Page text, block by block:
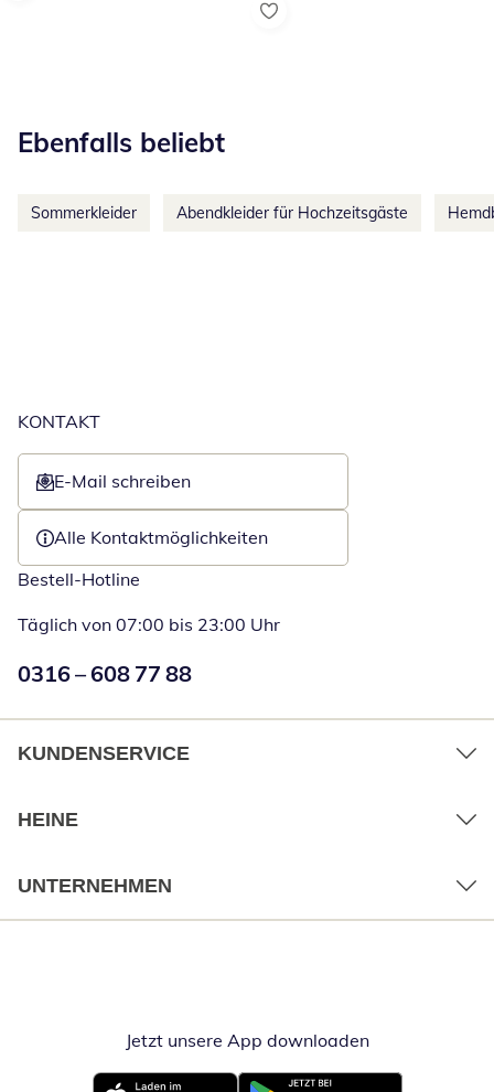
Ebenfalls beliebt
Sommerkleider Abendkleider für Hochzeitsgäste
KONTAKT
E-Mail schreiben
Öffnet E-Mail-Client
Alle Kontaktmöglichkeiten
Bestell-Hotline
Täglich von 07:00 bis 23:00 Uhr
Numéro de téléphone:
0316 – 608 77 88
KUNDENSERVICE
HEINE
UNTERNEHMEN
Jetzt unsere App downloadenÖffnet in